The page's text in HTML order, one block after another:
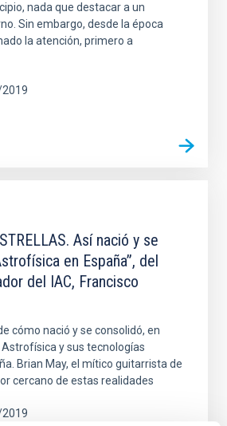
nada que destacar a un
Sin embargo, desde la época
la atención, primero a
Así nació y se
en España”, del
del IAC, Francisco
cómo nació y se consolidó, en
y sus tecnologías
Brian May, el mítico guitarrista de
cercano de estas realidades